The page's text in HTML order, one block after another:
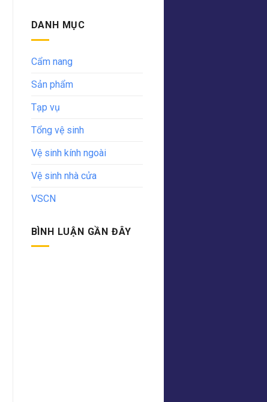
DANH MỤC
Cẩm nang
Sản phẩm
Tạp vụ
Tổng vệ sinh
Vệ sinh kính ngoài
Vệ sinh nhà cửa
VSCN
BÌNH LUẬN GẦN ĐÂY